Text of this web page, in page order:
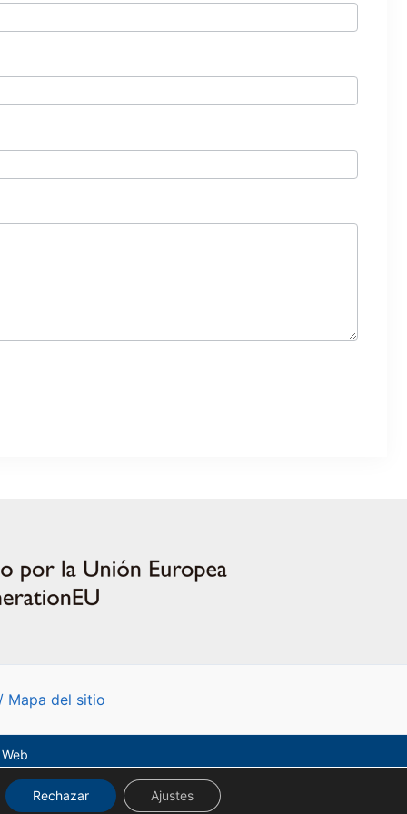
/ Mapa del sitio
Rechazar Ajustes